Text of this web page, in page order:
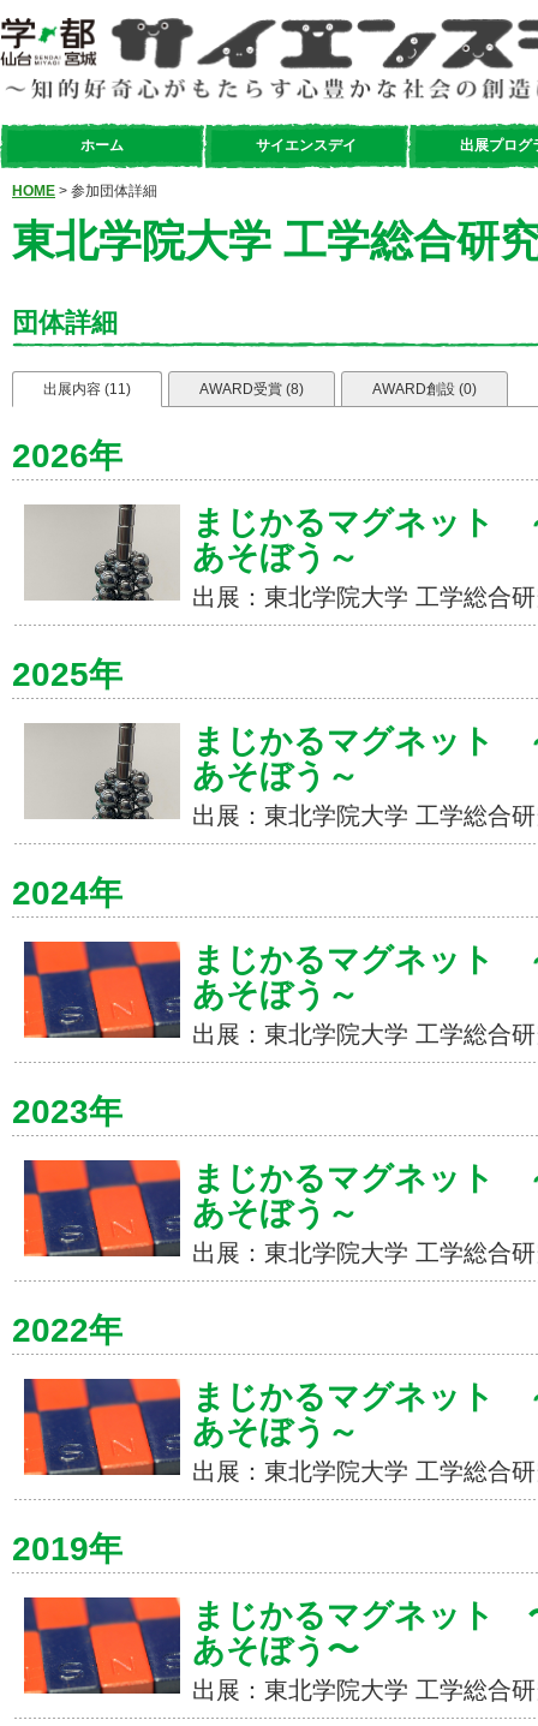
ホーム サイエンスデイ 出展プログ
HOME > 参加団体詳細
東北学院大学 工学総合研
団体詳細
出展内容 (11) AWARD受賞 (8) AWARD創設 (0)
2026年
まじかるマグネット
あそぼう～
出展：東北学院大学 工学総合
2025年
まじかるマグネット
あそぼう～
出展：東北学院大学 工学総合
2024年
まじかるマグネット
あそぼう～
出展：東北学院大学 工学総合
2023年
まじかるマグネット
あそぼう～
出展：東北学院大学 工学総合
2022年
まじかるマグネット
あそぼう～
出展：東北学院大学 工学総合
2019年
まじかるマグネット
あそぼう〜
出展：東北学院大学 工学総合